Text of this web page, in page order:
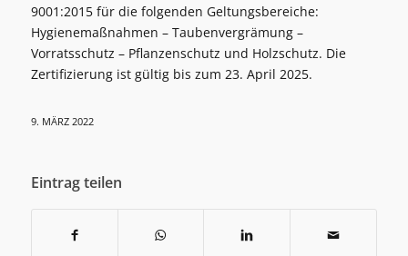
9001:2015 für die folgenden Geltungsbereiche:
Hygienemaßnahmen – Taubenvergrämung –
Vorratsschutz – Pflanzenschutz und Holzschutz. Die
Zertifizierung ist gültig bis zum 23. April 2025.
9. MÄRZ 2022
Eintrag teilen